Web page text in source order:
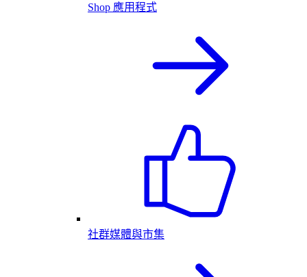
Shop 應用程式
社群媒體與市集